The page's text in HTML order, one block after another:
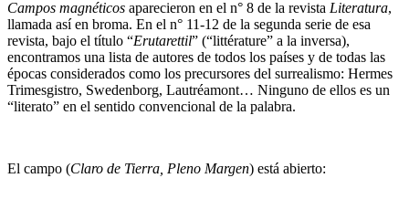
Campos magnéticos aparecieron en el n° 8 de la revista Literatura,
llamada así en broma. En el n° 11-12 de la segunda serie de esa
revista, bajo el título “Erutarettil” (“littérature” a la inversa),
encontramos una lista de autores de todos los países y de todas las
épocas considerados como los precursores del surrealismo: Hermes
Trimesgistro, Swedenborg, Lautréamont… Ninguno de ellos es un
“literato” en el sentido convencional de la palabra.
El campo (Claro de Tierra, Pleno Margen) está abierto: